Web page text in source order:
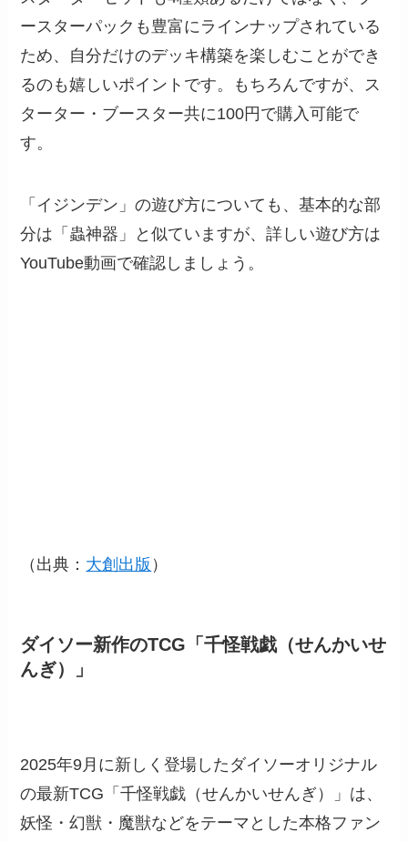
ースターパックも豊富にラインナップされている
ため、自分だけのデッキ構築を楽しむことができ
るのも嬉しいポイントです。もちろんですが、ス
ターター・ブースター共に100円で購入可能で
す。
「イジンデン」の遊び方についても、基本的な部
分は「蟲神器」と似ていますが、詳しい遊び方は
YouTube動画で確認しましょう。
（出典： 大創出版 ）
ダイソー新作のTCG「千怪戦戯（せんかいせ
んぎ）」
2025年9月に新しく登場したダイソーオリジナル
の最新TCG「千怪戦戯（せんかいせんぎ）」は、
妖怪・幻獣・魔獣などをテーマとした本格ファン